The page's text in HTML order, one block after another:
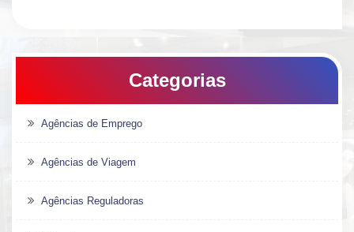
Categorias
Agências de Emprego
Agências de Viagem
Agências Reguladoras